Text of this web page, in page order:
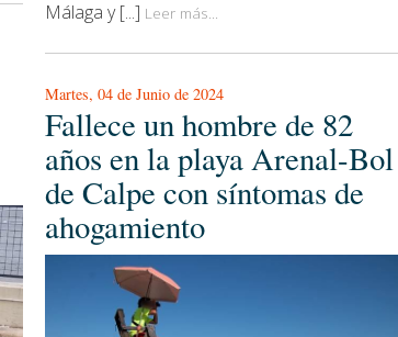
Málaga y [...] Leer más...
Martes, 04 de Junio de 2024
Fallece un hombre de 82
años en la playa Arenal-Bol
de Calpe con síntomas de
ahogamiento